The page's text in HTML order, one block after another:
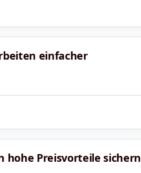
einfacher
hohe Preisvorteile sichern